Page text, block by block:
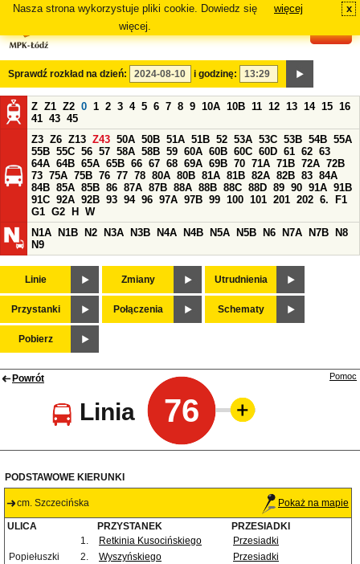
Nasza strona wykorzystuje pliki cookie. Dowiedz się
więcej.
więcej x
Sprawdź rozkład na dzień: i godzinę:
Z Z1 Z2 0 1 2 3 4 5 6 7 8 9 10A 10B 11 12 13 14 15 16
41 43 45
Z3 Z6 Z13 Z43 50A 50B 51A 51B 52 53A 53C 53B 54B 55A
55B 55C 56 57 58A 58B 59 60A 60B 60C 60D 61 62 63
64A 64B 65A 65B 66 67 68 69A 69B 70 71A 71B 72A 72B
73 75A 75B 76 77 78 80A 80B 81A 81B 82A 82B 83 84A
84B 85A 85B 86 87A 87B 88A 88B 88C 88D 89 90 91A 91B
91C 92A 92B 93 94 96 97A 97B 99 100 101 201 202 6.
F1
G1 G2 H
W
N1A
N1B N2 N3A N3B N4A N4B N5A N5B N6 N7A N7B
N8
N9
Linie Zmiany Utrudnienia
Przystanki Połączenia Schematy
Pobierz
Powrót
Linia 76
Pomoc
PODSTAWOWE KIERUNKI
cm. Szczecińska Pokaż na mapie
ULICA PRZYSTANEK
PRZESIADKI
1.
Retkinia Kusocińskiego
Przesiadki
Popiełuszki
2. Wyszyńskiego
Przesiadki